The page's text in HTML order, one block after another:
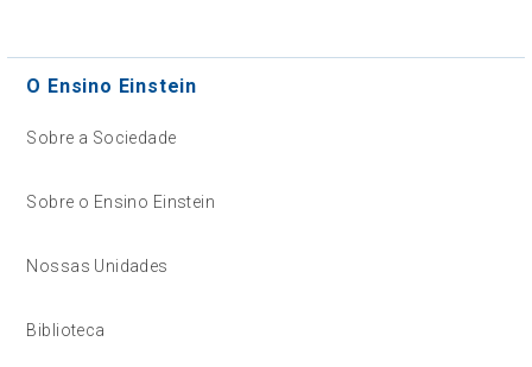
O Ensino Einstein
Sobre a Sociedade
Sobre o Ensino Einstein
Nossas Unidades
Biblioteca